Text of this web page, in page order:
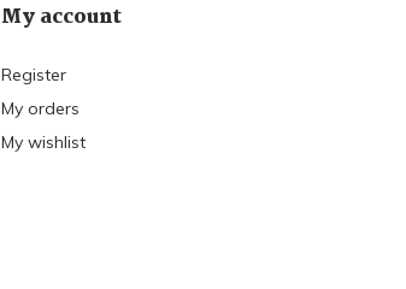
My account
Register
My orders
My wishlist